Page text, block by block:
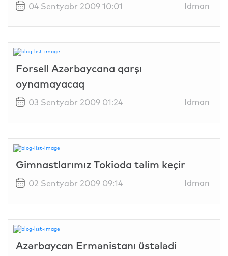
04 Sentyabr 2009 10:01 Idman
Forsell Azərbaycana qarşı
oynamayacaq
03 Sentyabr 2009 01:24 Idman
Gimnastlarımız Tokioda təlim keçir
02 Sentyabr 2009 09:14 Idman
Azərbaycan Ermənistanı üstələdi